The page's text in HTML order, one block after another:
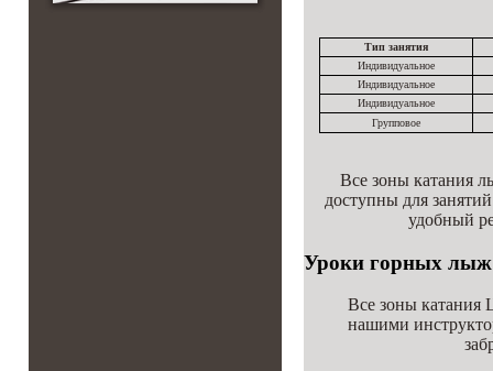
Тип занятия
Индивидуальное
Индивидуальное
Индивидуальное
Групповое
Все зоны катания
доступны для
удобный
Уроки горных лыж
Все зоны катания
нашими